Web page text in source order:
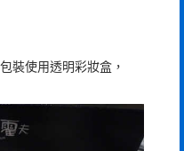
裝使用透明彩妝盒，